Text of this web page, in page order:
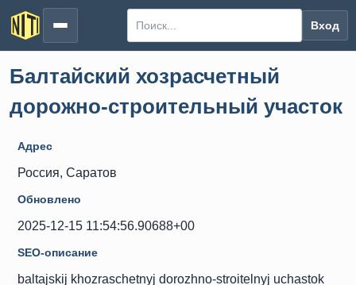
Вход
Балтайский хозрасчетный
дорожно-строительный участок
Адрес
Россия, Саратов
Обновлено
2025-12-15 11:54:56.90688+00
SEO-описание
baltajskij khozraschetnyj dorozhno-stroitelnyj uchastok